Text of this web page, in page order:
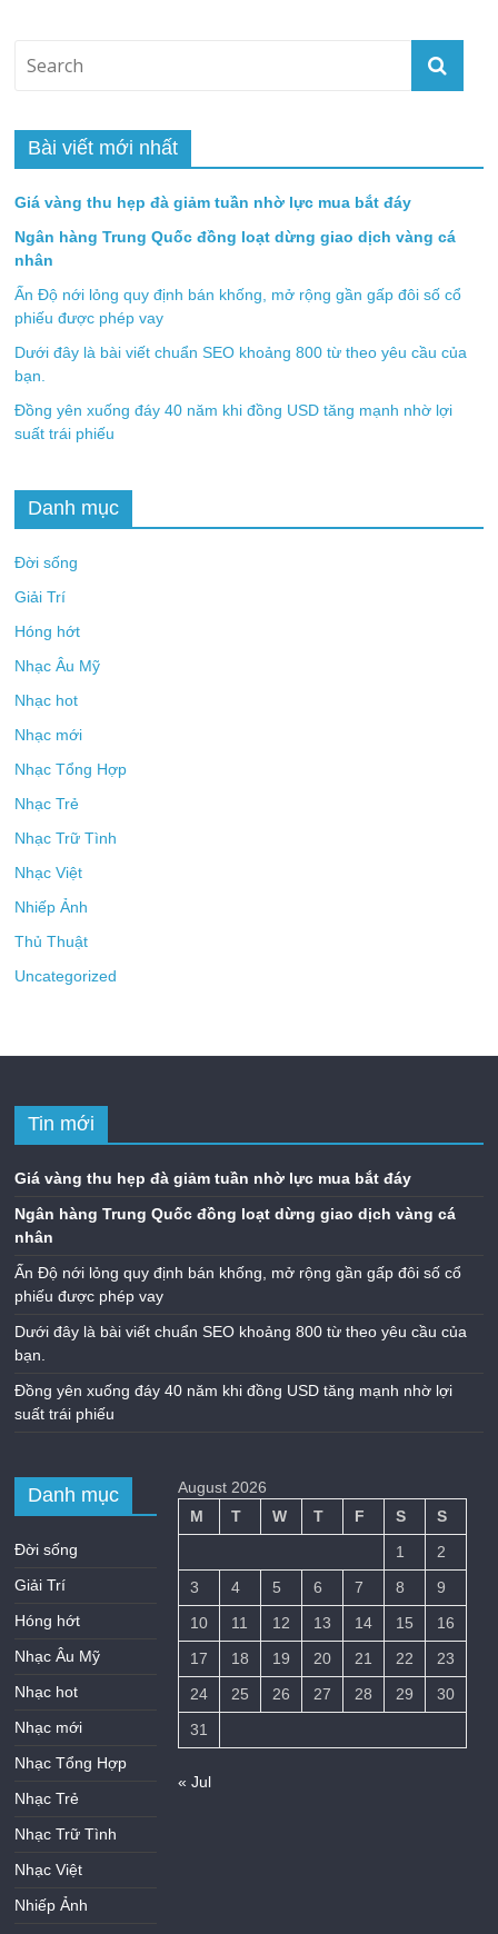
Bài viết mới nhất
Giá vàng thu hẹp đà giảm tuần nhờ lực mua bắt đáy
Ngân hàng Trung Quốc đồng loạt dừng giao dịch vàng cá
nhân
Ấn Độ nới lỏng quy định bán khống, mở rộng gần gấp đôi số cổ
phiếu được phép vay
Dưới đây là bài viết chuẩn SEO khoảng 800 từ theo yêu cầu của
bạn.
Đồng yên xuống đáy 40 năm khi đồng USD tăng mạnh nhờ lợi
suất trái phiếu
Danh mục
Đời sống
Giải Trí
Hóng hớt
Nhạc Âu Mỹ
Nhạc hot
Nhạc mới
Nhạc Tổng Hợp
Nhạc Trẻ
Nhạc Trữ Tình
Nhạc Việt
Nhiếp Ảnh
Thủ Thuật
Uncategorized
Tin mới
Giá vàng thu hẹp đà giảm tuần nhờ lực mua bắt đáy
Ngân hàng Trung Quốc đồng loạt dừng giao dịch vàng cá
nhân
Ấn Độ nới lỏng quy định bán khống, mở rộng gần gấp đôi số cổ
phiếu được phép vay
Dưới đây là bài viết chuẩn SEO khoảng 800 từ theo yêu cầu của
bạn.
Đồng yên xuống đáy 40 năm khi đồng USD tăng mạnh nhờ lợi
suất trái phiếu
Danh mục
Đời sống
Giải Trí
Hóng hớt
Nhạc Âu Mỹ
Nhạc hot
Nhạc mới
Nhạc Tổng Hợp
Nhạc Trẻ
Nhạc Trữ Tình
Nhạc Việt
Nhiếp Ảnh
August 2026
M
T W T F S
S
1
2
3
4 5 6 7 8
9
10
11 12 13 14 15
16
17
18 19 20 21 22
23
24
25 26 27 28 29
30
31
« Jul